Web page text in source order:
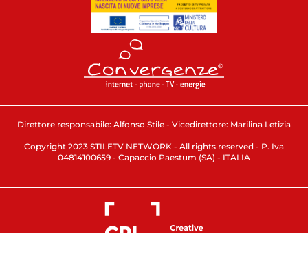
Direttore responsabile: Alfonso Stile - Vicedirettore: Marilina Letizia
Copyright 2023 STILETV NETWORK - All rights reserved - P. Iva
04814100659 - Capaccio Paestum (SA) - ITALIA